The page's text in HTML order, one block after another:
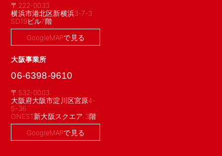
〒222-0033
横浜市港北区新横浜3-7-3
SD19ビル7階
GoogleMAPで見る
大阪事業所
06-6398-9610
〒532-0003
大阪府大阪市淀川区宮原4-
5-36
ONEST新大阪スクエア 3階
GoogleMAPで見る